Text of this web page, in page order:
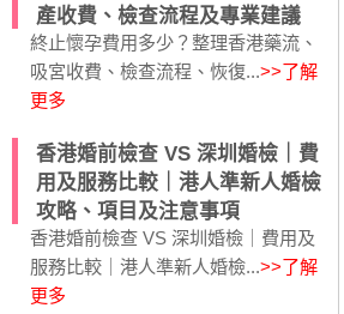
產收費、檢查流程及專業建議
終止懷孕費用多少？整理香港藥流、
吸宮收費、檢查流程、恢復...>>了解
更多
香港婚前檢查 VS 深圳婚檢｜費
用及服務比較｜港人準新人婚檢
攻略、項目及注意事項
香港婚前檢查 VS 深圳婚檢｜費用及
服務比較｜港人準新人婚檢...>>了解
更多